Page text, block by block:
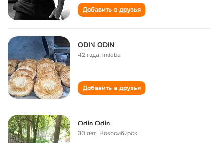
Добавить в друзья
ODIN ODIN
42 года,indaba
Добавить в друзья
Odin Odin
30 лет, Новосибирск